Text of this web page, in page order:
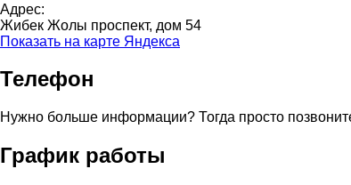
Адрес:
Жибек Жолы проспект, дом 54
Показать на карте Яндекса
Телефон
Нужно больше информации? Тогда просто
График работы